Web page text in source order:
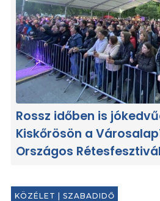
Rossz időben is
Kiskőrösön a
Országos Rétesfesztivál
KÖZÉLET | SZABADIDŐ